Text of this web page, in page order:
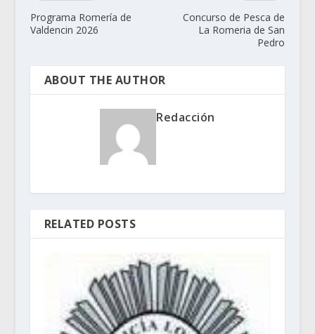
Programa Romería de
Valdencin 2026
Concurso de Pesca de
La Romeria de San
Pedro
ABOUT THE AUTHOR
Redacción
RELATED POSTS